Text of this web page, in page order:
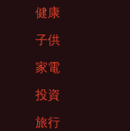
健康
子供
家電
投資
旅行